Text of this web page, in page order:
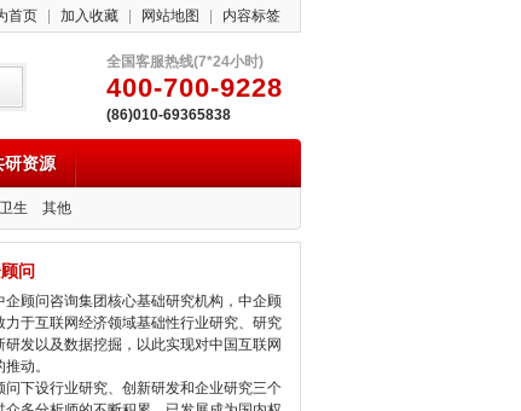
首页 加入收藏 网站地图 内容标签
全国客服热线(7*24小时)
400-700-9228
(86)010-69365838
研资源
生 其他
问
顾问咨询集团核心基础研究机构，中企顾
力于互联网经济领域基础性行业研究、研究
研发以及数据挖掘，以此实现对中国互联网
动。
下设行业研究、创新研发和企业研究三个